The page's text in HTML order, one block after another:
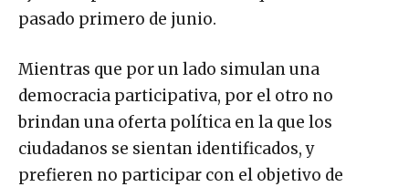
pasado primero de junio.
Mientras que por un lado simulan una
democracia participativa, por el otro no
brindan una oferta política en la que los
ciudadanos se sientan identificados, y
prefieren no participar con el objetivo de